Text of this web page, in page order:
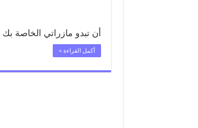
أن تبدو مازراتي الخاصة بك
أكمل القراءة »